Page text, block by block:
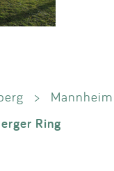
>
Mannheim
Ring